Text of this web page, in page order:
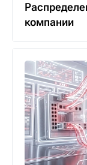
компании